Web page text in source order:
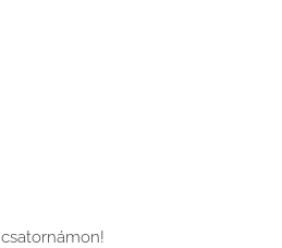
csatornámon!